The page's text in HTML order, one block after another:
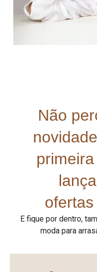
Não
E fique por dentro,
moda para